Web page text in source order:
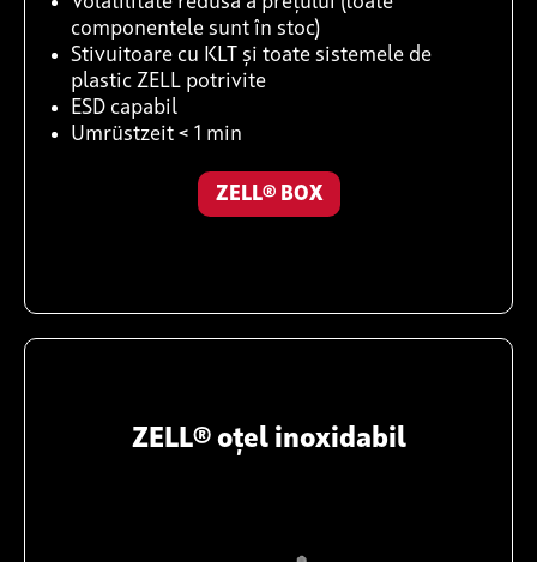
componentele sunt în stoc)
Stivuitoare cu KLT și toate sistemele de
plastic ZELL potrivite
ESD capabil
Umrüstzeit < 1 min
ZELL® BOX
ZELL® oțel inoxidabil